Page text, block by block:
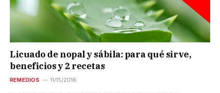
Licuado de nopal y sábila: para qué sirve,
beneficios y 2 recetas
REMEDIOS 11/15/2018